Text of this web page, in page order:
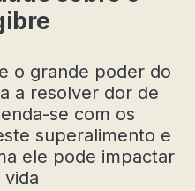
o grande poder do
a resolver dor de
se com os
superalimento e
ele pode impactar
vida